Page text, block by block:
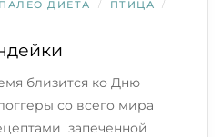
ПАЛЕО ДИЕТА / ПТИЦА /
близится ко Дню
со всего мира
запеченной